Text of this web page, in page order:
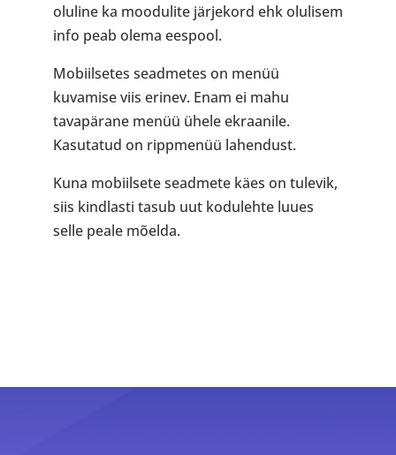
oluline ka moodulite järjekord ehk olulisem
info peab olema eespool.
Mobiilsetes seadmetes on menüü
kuvamise viis erinev. Enam ei mahu
tavapärane menüü ühele ekraanile.
Kasutatud on rippmenüü lahendust.
Kuna mobiilsete seadmete käes on tulevik,
siis kindlasti tasub uut kodulehte luues
selle peale mõelda.